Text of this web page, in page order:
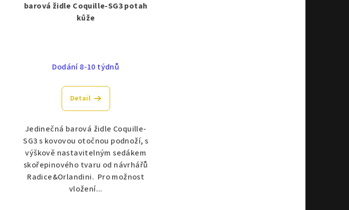
barová židle Coquille-SG3 potah
kůže
Dodání 8-10 týdnů
Detail
Jedinečná barová židle Coquille-
SG3 s kovovou otočnou podnoží, s
výškově nastavitelným sedákem
skořepinového tvaru od návrhářů
Radice&Orlandini. Pro možnost
vložení...